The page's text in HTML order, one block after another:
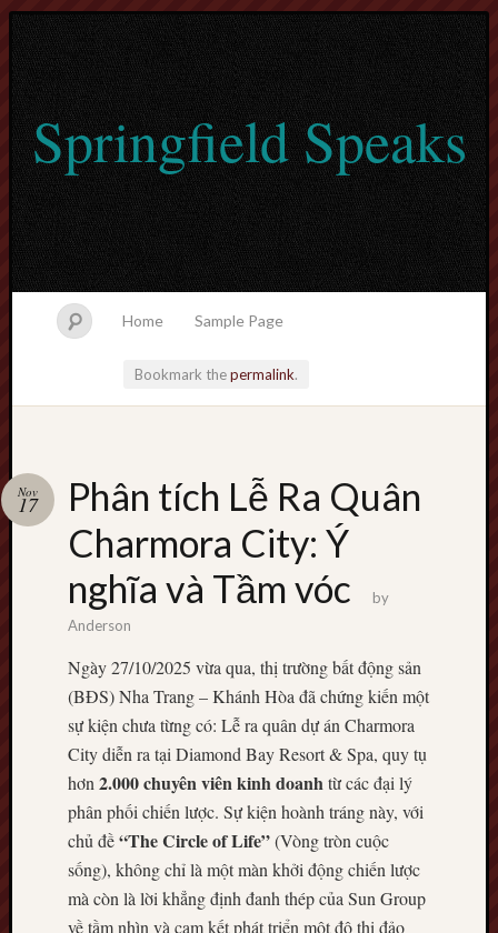
Springfield Speaks
Home Sample Page
Bookmark thepermalink.
Phân tích Lễ Ra Quân
Charmora City: Ý
nghĩa và Tầm vóc
Nov
17
by
Anderson
Ngày 27/10/2025 vừa qua, thị trường bất động sản
(BĐS) Nha Trang – Khánh Hòa đã chứng kiến một
sự kiện chưa từng có: Lễ ra quân dự án Charmora
City diễn ra tại Diamond Bay Resort & Spa, quy tụ
hơn 2.000 chuyên viên kinh doanhtừ các đại lý
phân phối chiến lược. Sự kiện hoành tráng này, với
chủ đề“The Circle of Life”(Vòng tròn cuộc
sống), không chỉ là một màn khởi động chiến lược
mà còn là lời khẳng định đanh thép của Sun Group
về tầm nhìn và cam kết phát triển một đô thị đảo